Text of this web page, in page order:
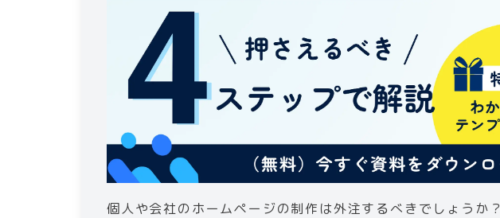
外注先をお探しなら優良WEBで検索するのもおすすめ
.
ホームページを外注する際の注意点
7-1
目的を明確にする
作成の依頼範囲を決める
ドメインとサーバーの契約
7-4. 予算を設定する
8. まとめ
個人や会社のホームページの制作は外注するべきでしょうか？